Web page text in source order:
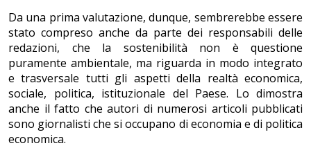
Da una prima valutazione, dunque, sembrerebbe essere
stato compreso anche da parte dei responsabili delle
redazioni, che la sostenibilità non è questione
puramente ambientale, ma riguarda in modo integrato
e trasversale tutti gli aspetti della realtà economica,
sociale, politica, istituzionale del Paese. Lo dimostra
anche il fatto che autori di numerosi articoli pubblicati
sono giornalisti che si occupano di economia e di politica
economica.